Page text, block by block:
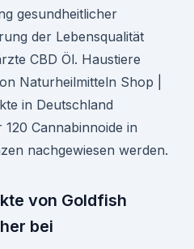
gesundheitlicher
der Lebensqualität
CBD Öl. Haustiere
Naturheilmitteln Shop |
in Deutschland
Cannabinnoide in
nachgewiesen werden.
von Goldfish
bei